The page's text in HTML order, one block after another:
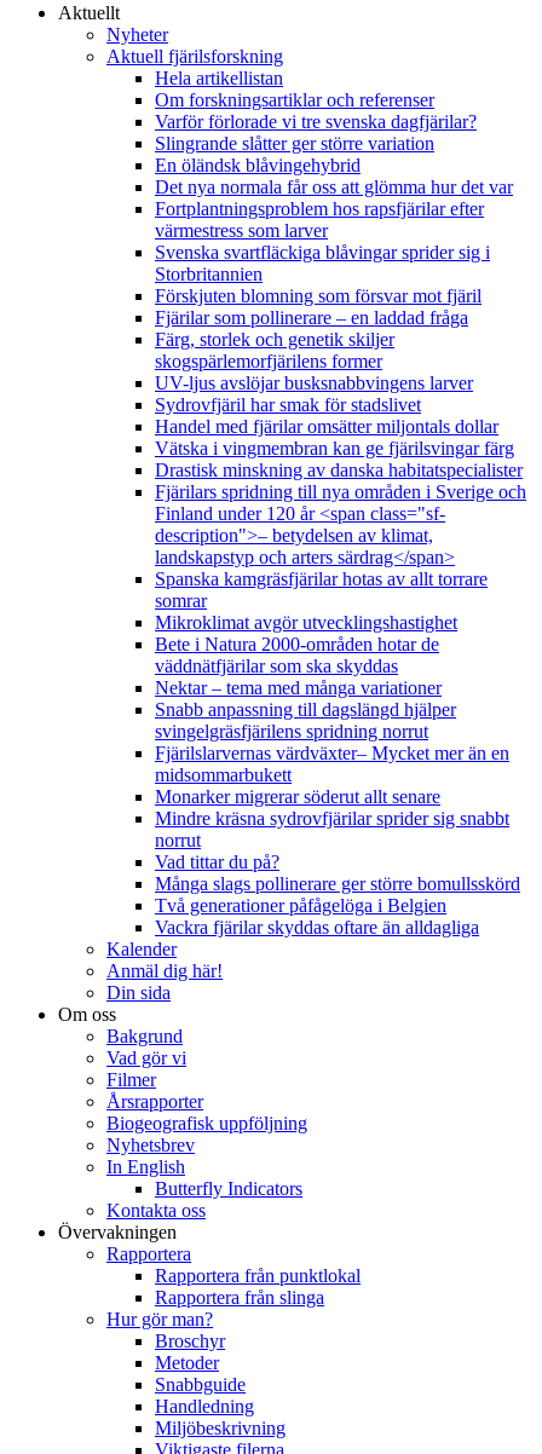
Aktuellt
Nyheter
Aktuell fjärilsforskning
Hela artikellistan
Om forskningsartiklar och referenser
Varför förlorade vi tre svenska dagfjärilar?
Slingrande slåtter ger större variation
En öländsk blåvingehybrid
Det nya normala får oss att glömma hur det var
Fortplantningsproblem hos rapsfjärilar efter
värmestress som larver
Svenska svartfläckiga blåvingar sprider sig i
Storbritannien
Förskjuten blomning som försvar mot fjäril
Fjärilar som pollinerare – en laddad fråga
Färg, storlek och genetik skiljer
skogspärlemorfjärilens former
UV-ljus avslöjar busksnabbvingens larver
Sydrovfjäril har smak för stadslivet
Handel med fjärilar omsätter miljontals dollar
Vätska i vingmembran kan ge fjärilsvingar färg
Drastisk minskning av danska habitatspecialister
Fjärilars spridning till nya områden i Sverige och
Finland under 120 år <span class="sf-
description">– betydelsen av klimat,
landskapstyp och arters särdrag</span>
Spanska kamgräsfjärilar hotas av allt torrare
somrar
Mikroklimat avgör utvecklingshastighet
Bete i Natura 2000-områden hotar de
väddnätfjärilar som ska skyddas
Nektar – tema med många variationer
Snabb anpassning till dagslängd hjälper
svingelgräsfjärilens spridning norrut
Fjärilslarvernas värdväxter– Mycket mer än en
midsommarbukett
Monarker migrerar söderut allt senare
Mindre kräsna sydrovfjärilar sprider sig snabbt
norrut
Vad tittar du på?
Många slags pollinerare ger större bomullsskörd
Två generationer påfågelöga i Belgien
Vackra fjärilar skyddas oftare än alldagliga
Kalender
Anmäl dig här!
Din sida
Om oss
Bakgrund
Vad gör vi
Filmer
Årsrapporter
Biogeografisk uppföljning
Nyhetsbrev
In English
Butterfly Indicators
Kontakta oss
Övervakningen
Rapportera
Rapportera från punktlokal
Rapportera från slinga
Hur gör man?
Broschyr
Metoder
Snabbguide
Handledning
Miljöbeskrivning
Viktigaste filerna